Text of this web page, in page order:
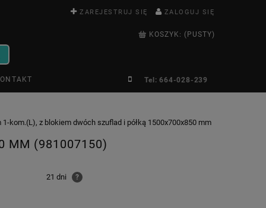
ZAREJESTRUJ SIĘ ZALOGUJ SIĘ
KOSZYK: (PUSTY)
Tel: 664-028-239
1-kom.(L), z blokiem dwóch szuflad i półką 1500x700x850 mm
MM (981007150)
21 dni ?